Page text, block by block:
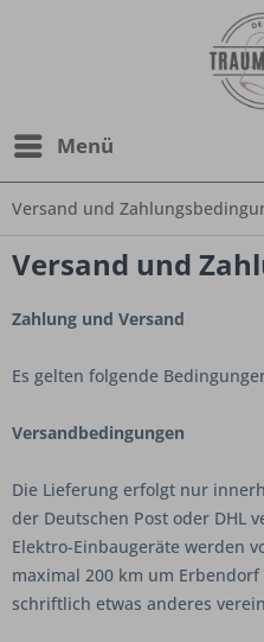
Menü
Versand und
Versand und
Zahlung und Versand
Es gelten folgende
Versandbedingungen
Die Lieferung erfolgt nur
der Deutschen Post oder DHL
Elektro-Einbaugeräte werden
maximal 200 km um
schriftlich etwas anderes